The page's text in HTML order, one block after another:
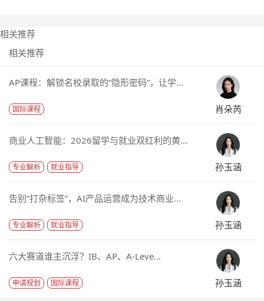
相关推荐
相关推荐
AP课程：解锁名校录取的“隐形密码”，让学...
国际课程 肖朵芮
商业人工智能：2026留学与就业双红利的黄...
专业解析 就业指导 孙玉涵
告别“打杂标签”，AI产品运营成为技术商业...
专业解析 就业指导 孙玉涵
六大赛道谁主沉浮？IB、AP、A-Leve...
申请规划 国际课程 孙玉涵